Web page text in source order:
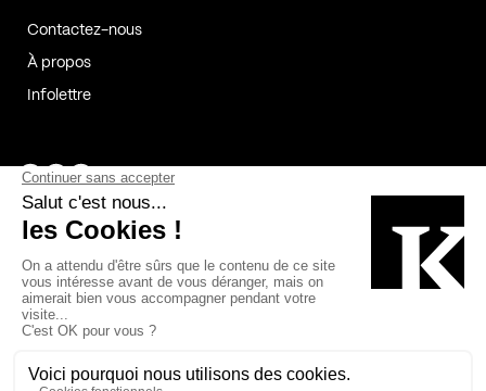
Contactez-nous
À propos
Infolettre
Page Facebook de Kollectif
Page Instagram de Kollectif
Page Linkedin de Kollectif
Bâtiment-Durable-Québec-1
Esquisses-1IRAC-1
MP-1 v2com-1